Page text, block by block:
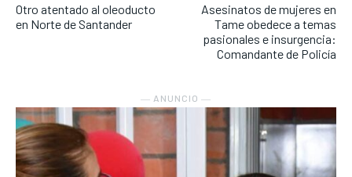
Otro atentado al oleoducto
en Norte de Santander
Asesinatos de mujeres en
Tame obedece a temas
pasionales e insurgencia:
Comandante de Policía
― ANUNCIO ―